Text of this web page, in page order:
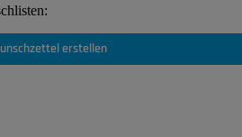
erstellen